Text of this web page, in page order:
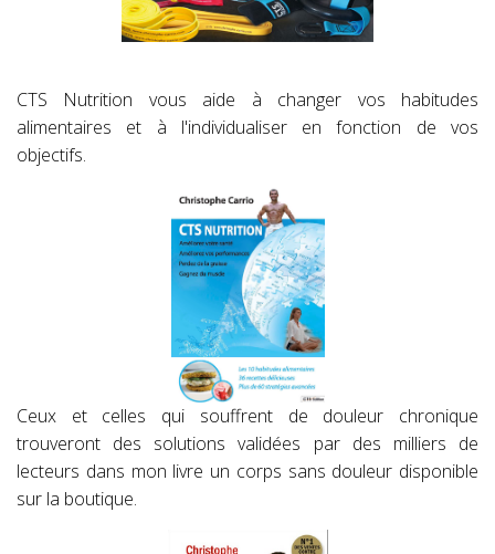
CTS Nutrition vous aide à changer vos habitudes
alimentaires et à l'individualiser en fonction de vos
objectifs.
Ceux et celles qui souffrent de douleur chronique
trouveront des solutions validées par des milliers de
lecteurs dans mon livre un corps sans douleur disponible
sur la boutique.